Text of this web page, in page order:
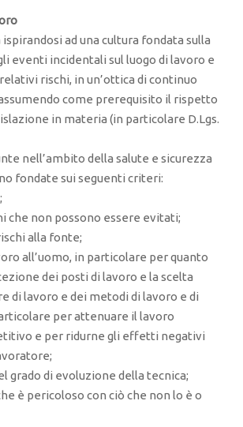
ispirandosi ad una cultura fondata sulla
eventi incidentali sul luogo di lavoro e
rischi, in un’ottica di continuo
come prerequisito il rispetto
in materia (in particolare D.Lgs.
nell’ambito della salute e sicurezza
fondate sui seguenti criteri:
che non possono essere evitati;
alla fonte;
all’uomo, in particolare per quanto
dei posti di lavoro e la scelta
di lavoro e dei metodi di lavoro e di
per attenuare il lavoro
e per ridurne gli effetti negativi
grado di evoluzione della tecnica;
è pericoloso con ciò che non lo è o